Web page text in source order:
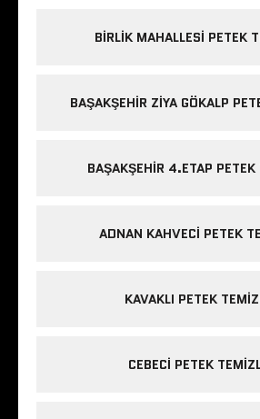
BIRLIK MAHALLESI PETEK
BAŞAKŞEHIR ZIYA GÖKALP
BAŞAKŞEHIR 4.ETAP
ADNAN KAHVECI PETEK
KAVAKLI PETEK
CEBECI PETEK